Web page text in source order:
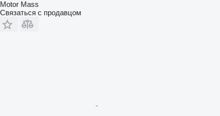
Motor Mass
Связаться с продавцом